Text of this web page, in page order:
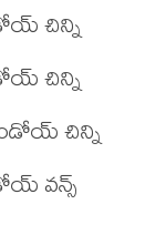
చిన్ని
చిన్ని
చిన్ని
వన్స్